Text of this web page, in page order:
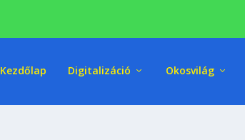
Kezdőlap Digitalizáció Okosvilág